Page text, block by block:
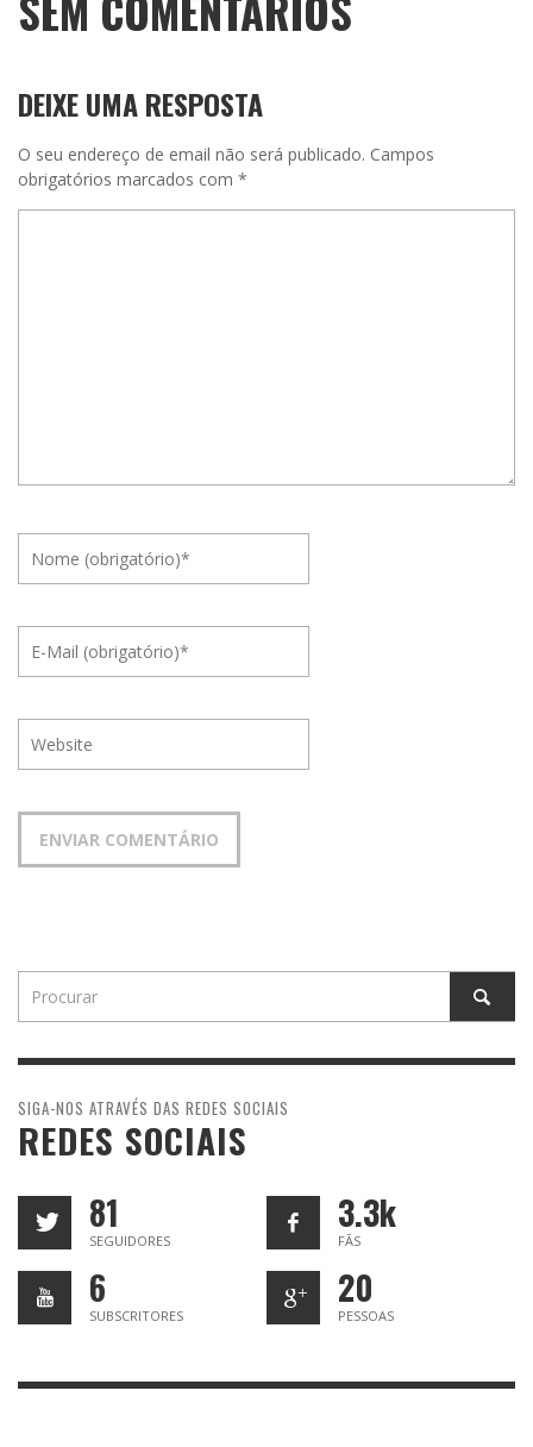
DEIXE UMA RESPOSTA
O seu endereço de email não será publicado. Campos
obrigatórios marcados com *
SIGA-NOS ATRAVÉS DAS REDES SOCIAIS
REDES SOCIAIS
81
SEGUIDORES
3.3k
FÃS
6
SUBSCRITORES
20
PESSOAS